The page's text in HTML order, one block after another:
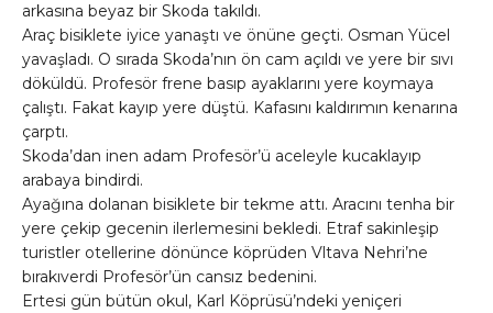
arkasına beyaz bir Skoda takıldı.
Araç bisiklete iyice yanaştı ve önüne geçti. Osman Yücel
yavaşladı. O sırada Skoda’nın ön cam açıldı ve yere bir sıvı
döküldü. Profesör frene basıp ayaklarını yere koymaya
çalıştı. Fakat kayıp yere düştü. Kafasını kaldırımın kenarına
çarptı.
Skoda’dan inen adam Profesör’ü aceleyle kucaklayıp
arabaya bindirdi.
Ayağına dolanan bisiklete bir tekme attı. Aracını tenha bir
yere çekip gecenin ilerlemesini bekledi. Etraf sakinleşip
turistler otellerine dönünce köprüden Vltava Nehri’ne
bırakıverdi Profesör’ün cansız bedenini.
Ertesi gün bütün okul, Karl Köprüsü’ndeki yeniçeri